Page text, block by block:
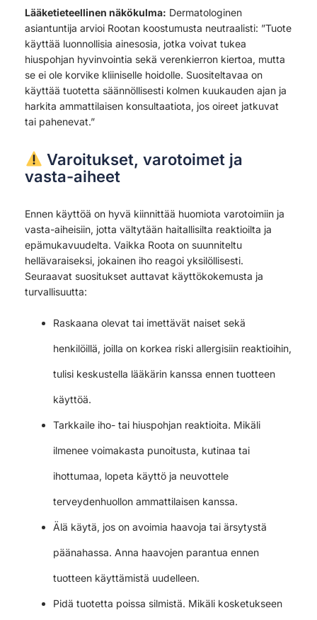
Lääketieteellinen näkökulma: Dermatologinen
asiantuntija arvioi Rootan koostumusta neutraalisti: ”Tuote
käyttää luonnollisia ainesosia, jotka voivat tukea
hiuspohjan hyvinvointia sekä verenkierron kiertoa, mutta
se ei ole korvike kliiniselle hoidolle. Suositeltavaa on
käyttää tuotetta säännöllisesti kolmen kuukauden ajan ja
harkita ammattilaisen konsultaatiota, jos oireet jatkuvat
tai pahenevat.”
Varoitukset, varotoimet ja
vasta-aiheet
Ennen käyttöä on hyvä kiinnittää huomiota varotoimiin ja
vasta-aiheisiin, jotta vältytään haitallisilta reaktioilta ja
epämukavuudelta. Vaikka Roota on suunniteltu
hellävaraiseksi, jokainen iho reagoi yksilöllisesti.
Seuraavat suositukset auttavat käyttökokemusta ja
turvallisuutta:
Raskaana olevat tai imettävät naiset sekä
henkilöillä, joilla on korkea riski allergisiin reaktioihin,
tulisi keskustella lääkärin kanssa ennen tuotteen
käyttöä.
Tarkkaile iho- tai hiuspohjan reaktioita. Mikäli
ilmenee voimakasta punoitusta, kutinaa tai
ihottumaa, lopeta käyttö ja neuvottele
terveydenhuollon ammattilaisen kanssa.
Älä käytä, jos on avoimia haavoja tai ärsytystä
päänahassa. Anna haavojen parantua ennen
tuotteen käyttämistä uudelleen.
Pidä tuotetta poissa silmistä. Mikäli kosketukseen